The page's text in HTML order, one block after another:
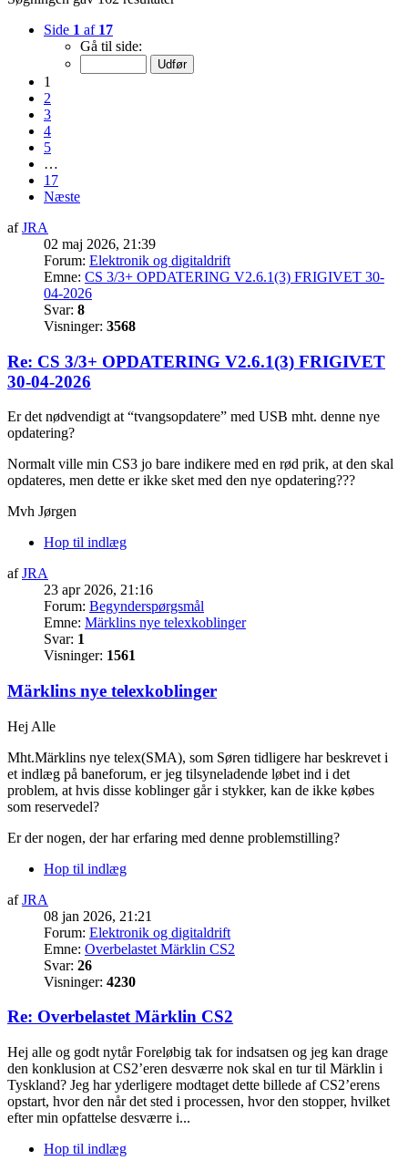
Side 1 af 17
Gå til side:
1
2
3
4
5
…
17
Næste
afJRA
02 maj 2026, 21:39
Forum: Elektronik og digitaldrift
Emne: CS 3/3+ OPDATERING V2.6.1(3) FRIGIVET 30-
04-2026
Svar: 8
Visninger: 3568
Re: CS 3/3+ OPDATERING V2.6.1(3) FRIGIVET
30-04-2026
Er det nødvendigt at “tvangsopdatere” med USB mht. denne nye
opdatering?
Normalt ville min CS3 jo bare indikere med en rød prik, at den skal
opdateres, men dette er ikke sket med den nye opdatering???
Mvh Jørgen
Hop til indlæg
afJRA
23 apr 2026, 21:16
Forum: Begynderspørgsmål
Emne: Märklins nye telexkoblinger
Svar: 1
Visninger: 1561
Märklins nye telexkoblinger
Hej Alle
Mht.Märklins nye telex(SMA), som Søren tidligere har beskrevet i
et indlæg på baneforum, er jeg tilsyneladende løbet ind i det
problem, at hvis disse koblinger går i stykker, kan de ikke købes
som reservedel?
Er der nogen, der har erfaring med denne problemstilling?
Hop til indlæg
afJRA
08 jan 2026, 21:21
Forum: Elektronik og digitaldrift
Emne: Overbelastet Märklin CS2
Svar: 26
Visninger: 4230
Re: Overbelastet Märklin CS2
Hej alle og godt nytår Foreløbig tak for indsatsen og jeg kan drage
den konklusion at CS2’eren desværre nok skal en tur til Märklin i
Tyskland? Jeg har yderligere modtaget dette billede af CS2’erens
opstart, hvor den når det sted i processen, hvor den stopper, hvilket
efter min opfattelse desværre i...
Hop til indlæg